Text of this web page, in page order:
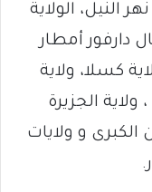
النيل، الولاية
دارفور أمطار
كسلا، ولاية
ولاية الجزيرة
الكبرى و ولايات